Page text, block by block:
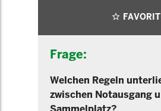
FAVORIT
Frage:
Welchen Regeln
zwischen Notausgang